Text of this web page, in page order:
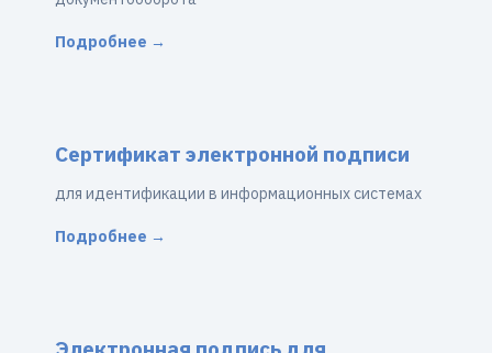
Подробнее →
Сертификат электронной подписи
для идентификации в информационных системах
Подробнее →